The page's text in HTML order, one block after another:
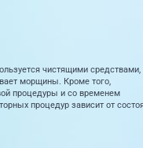
чистящими средствами,
морщины. Кроме того,
процедуры и со временем
процедур зависит от